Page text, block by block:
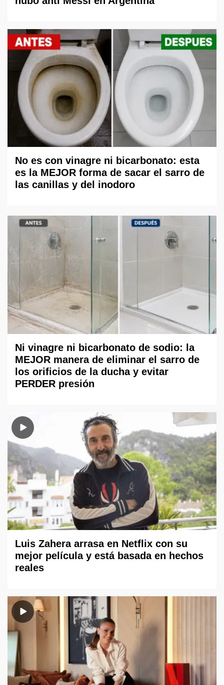
No es con vinagre ni bicarbonato: esta
es la MEJOR forma de sacar el sarro de
las canillas y del inodoro
Ni vinagre ni bicarbonato de sodio: la
MEJOR manera de eliminar el sarro de
los orificios de la ducha y evitar
PERDER presión
Luis Zahera arrasa en Netflix con su
mejor película y está basada en hechos
reales